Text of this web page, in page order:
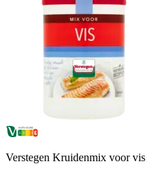
Verstegen Kruidenmix voor vis